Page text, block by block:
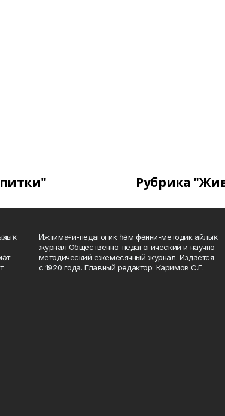
Рубрика
Ижтимағи-педагогик һәм фәнни-методик айлыҡ
журнал Общественно-педагогический и научно-
методический ежемесячный журнал. Издается
с 1920 года. Главный редактор: Каримов С.Г.